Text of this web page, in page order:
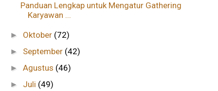
Panduan Lengkap untuk Mengatur Gathering
Karyawan ...
► Oktober (72)
► September (42)
►Agustus (46)
► Juli (49)